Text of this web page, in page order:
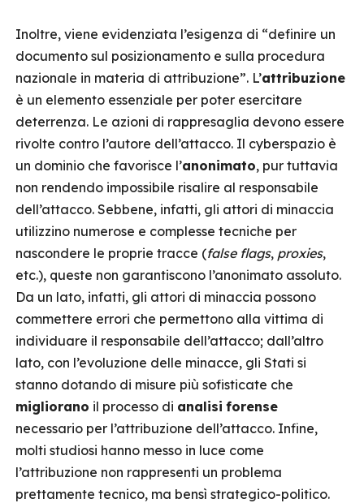
Inoltre, viene evidenziata l’esigenza di “definire un
documento sul posizionamento e sulla procedura
nazionale in materia di attribuzione”. L’attribuzione
è un elemento essenziale per poter esercitare
deterrenza. Le azioni di rappresaglia devono essere
rivolte contro l’autore dell’attacco. Il cyberspazio è
un dominio che favorisce l’anonimato, pur tuttavia
non rendendo impossibile risalire al responsabile
dell’attacco. Sebbene, infatti, gli attori di minaccia
utilizzino numerose e complesse tecniche per
nascondere le proprie tracce (false flags, proxies,
etc.), queste non garantiscono l’anonimato assoluto.
Da un lato, infatti, gli attori di minaccia possono
commettere errori che permettono alla vittima di
individuare il responsabile dell’attacco; dall’altro
lato, con l’evoluzione delle minacce, gli Stati si
stanno dotando di misure più sofisticate che
migliorano il processo di analisi forense
necessario per l’attribuzione dell’attacco. Infine,
molti studiosi hanno messo in luce come
l’attribuzione non rappresenti un problema
prettamente tecnico, ma bensì strategico-politico.